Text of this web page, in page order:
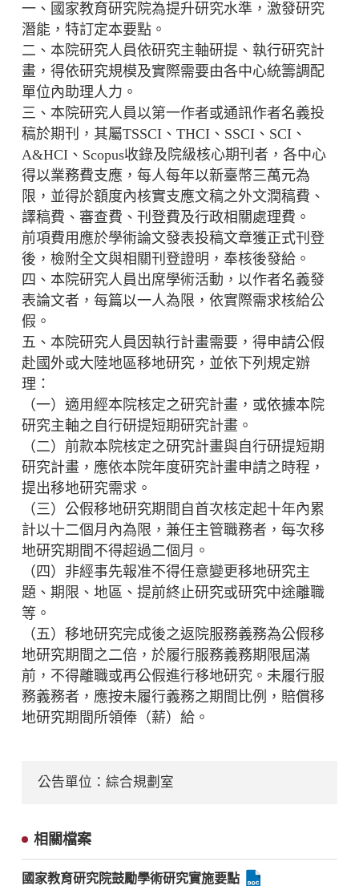
一、國家教育研究院為提升研究水準，激發研究
潛能，特訂定本要點。
二、本院研究人員依研究主軸研提、執行研究計
畫，得依研究規模及實際需要由各中心統籌調配
單位內助理人力。
三、本院研究人員以第一作者或通訊作者名義投
稿於期刊，其屬TSSCI、THCI、SSCI、SCI、
A&HCI、Scopus收錄及院級核心期刊者，各中心
得以業務費支應，每人每年以新臺幣三萬元為
限，並得於額度內核實支應文稿之外文潤稿費、
譯稿費、審查費、刊登費及行政相關處理費。
前項費用應於學術論文發表投稿文章獲正式刊登
後，檢附全文與相關刊登證明，奉核後發給。
四、本院研究人員出席學術活動，以作者名義發
表論文者，每篇以一人為限，依實際需求核給公
假。
五、本院研究人員因執行計畫需要，得申請公假
赴國外或大陸地區移地研究，並依下列規定辦
理：
（一）適用經本院核定之研究計畫，或依據本院
研究主軸之自行研提短期研究計畫。
（二）前款本院核定之研究計畫與自行研提短期
研究計畫，應依本院年度研究計畫申請之時程，
提出移地研究需求。
（三）公假移地研究期間自首次核定起十年內累
計以十二個月內為限，兼任主管職務者，每次移
地研究期間不得超過二個月。
（四）非經事先報准不得任意變更移地研究主
題、期限、地區、提前終止研究或研究中途離職
等。
（五）移地研究完成後之返院服務義務為公假移
地研究期間之二倍，於履行服務義務期限屆滿
前，不得離職或再公假進行移地研究。未履行服
務義務者，應按未履行義務之期間比例，賠償移
地研究期間所領俸（薪）給。
公告單位：綜合規劃室
相關檔案
國家教育研究院鼓勵學術研究實施要點